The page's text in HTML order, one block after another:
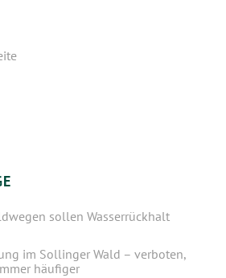
sollen Wasserrückhalt
im Sollinger Wald – verboten,
häufiger